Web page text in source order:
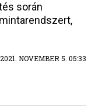
során
2021. NOVEMBER 5. 05:33